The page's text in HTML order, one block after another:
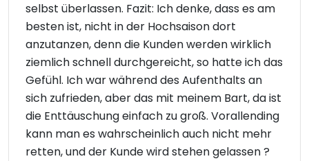
selbst überlassen. Fazit: Ich denke, dass es am
besten ist, nicht in der Hochsaison dort
anzutanzen, denn die Kunden werden wirklich
ziemlich schnell durchgereicht, so hatte ich das
Gefühl. Ich war während des Aufenthalts an
sich zufrieden, aber das mit meinem Bart, da ist
die Enttäuschung einfach zu groß. Vorallending
kann man es wahrscheinlich auch nicht mehr
retten, und der Kunde wird stehen gelassen ?